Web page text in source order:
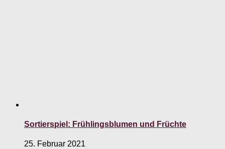
Sortierspiel: Frühlingsblumen und Früchte
25. Februar 2021